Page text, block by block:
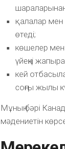
қалалар
өтеді;
көшелер мен
үйеңкі
кей
соңғы жылы
Мұның бәрі
мәдениетін